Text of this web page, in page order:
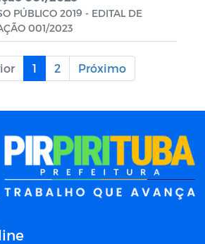
PÚBLICO 2019 - EDITAL DE
001/2023
1 2 Próximo